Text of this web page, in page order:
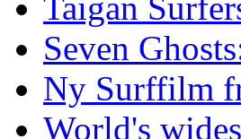
Seven
Ny Surffilm
World's